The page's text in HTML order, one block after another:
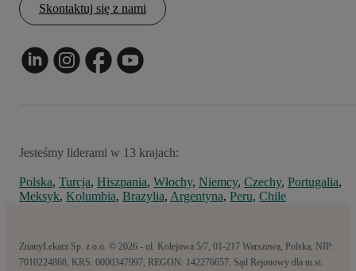
Skontaktuj się z nami
Jesteśmy liderami w 13 krajach:
Polska, Turcja, Hiszpania, Włochy, Niemcy, Czechy, Portugalia,
Meksyk, Kolumbia, Brazylia, Argentyna, Peru, Chile
ZnanyLekarz Sp. z o.o. © 2026 - ul. Kolejowa 5/7, 01-217 Warszawa, Polska, NIP:
7010224868, KRS: 0000347997, REGON: 142276657. Sąd Rejonowy dla m.st.